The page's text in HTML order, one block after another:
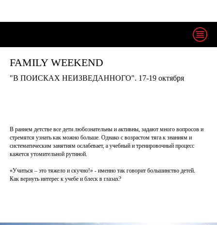
FAMILY WEEKEND
"В ПОИСКАХ НЕИЗВЕДАННОГО". 17-19 октября
В раннем детстве все дети любознательны и активны, задают много вопросов и
стремятся узнать как можно больше. Однако с возрастом тяга к знаниям и
систематическим занятиям ослабевает, а учебный и тренировочный процесс
кажется утомительной рутиной.
«Учиться – это тяжело и скучно!» - именно так говорит большинство детей.
Как вернуть интерес к учебе и блеск в глазах?